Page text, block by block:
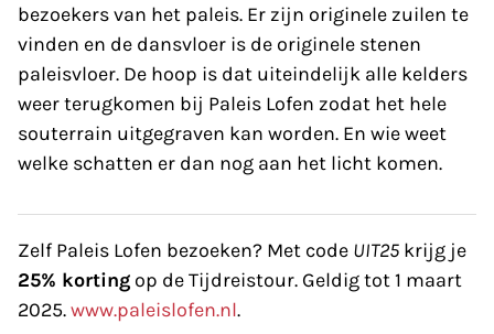
bezoekers van het paleis. Er zijn originele zuilen te
vinden en de dansvloer is de originele stenen
paleisvloer. De hoop is dat uiteindelijk alle kelders
weer terugkomen bij Paleis Lofen zodat het hele
souterrain uitgegraven kan worden. En wie weet
welke schatten er dan nog aan het licht komen.
Zelf Paleis Lofen bezoeken? Met code UIT25 krijg je
25% korting op de Tijdreistour. Geldig tot 1 maart
2025.www.paleislofen.nl.